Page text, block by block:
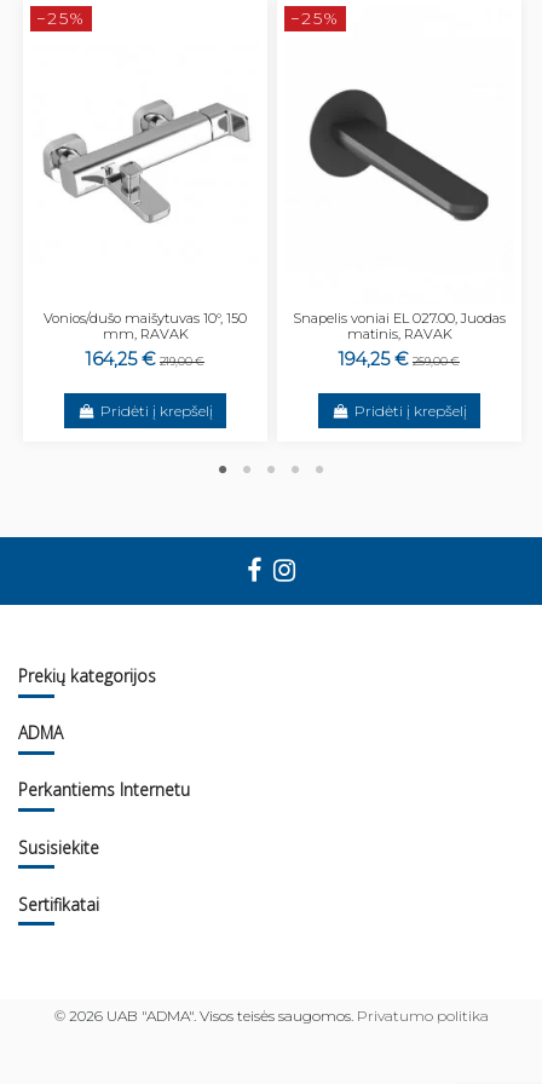
−25%
Vonios/dušo maišytuvas 10°, 150
mm, RAVAK
164,25 € 219,00 €
Pridėti į krepšelį
−25%
Snapelis voniai EL 027.00, Juodas
matinis, RAVAK
194,25 € 259,00 €
Pridėti į krepšelį
Prekių kategorijos
ADMA
Perkantiems Internetu
Susisiekite
Sertifikatai
© 2026 UAB "ADMA". Visos teisės saugomos. Privatumo politika